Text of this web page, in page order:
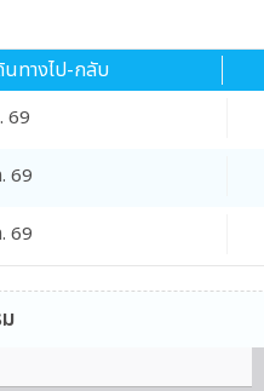
นทางไป-กลับ
69
69
69